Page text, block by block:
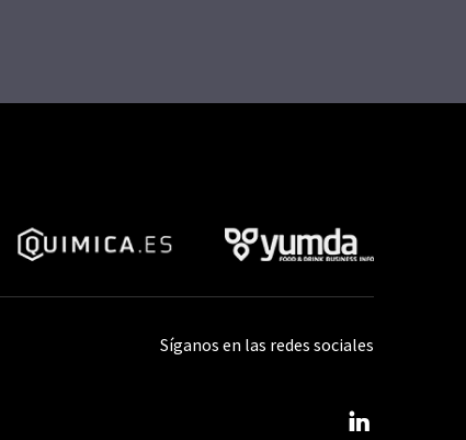
Síganos en las redes sociales